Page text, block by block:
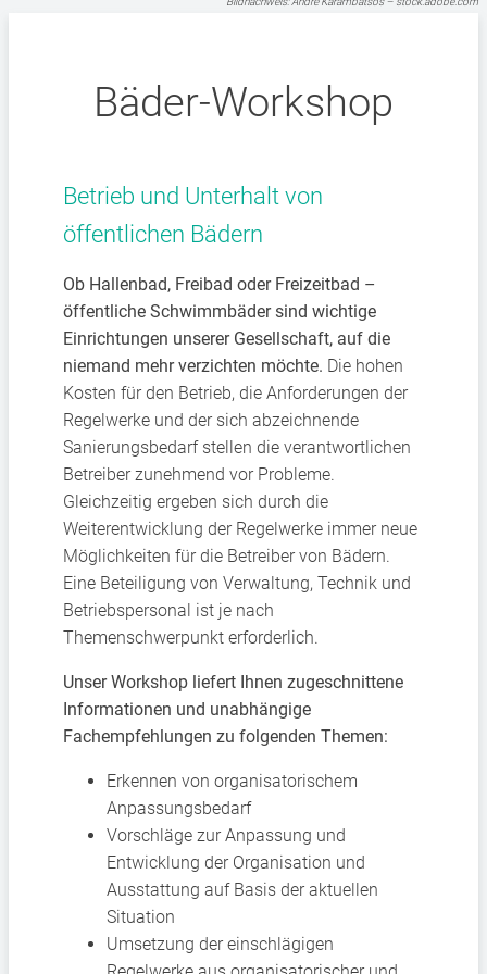
Bäder-Workshop
Betrieb und Unterhalt von
öffentlichen Bädern
Ob Hallenbad, Freibad oder Freizeitbad –
öffentliche Schwimmbäder sind wichtige
Einrichtungen unserer Gesellschaft, auf die
niemand mehr verzichten möchte. Die hohen
Kosten für den Betrieb, die Anforderungen der
Regelwerke und der sich abzeichnende
Sanierungsbedarf stellen die verantwortlichen
Betreiber zunehmend vor Probleme.
Gleichzeitig ergeben sich durch die
Weiterentwicklung der Regelwerke immer neue
Möglichkeiten für die Betreiber von Bädern.
Eine Beteiligung von Verwaltung, Technik und
Betriebspersonal ist je nach
Themenschwerpunkt erforderlich.
Unser Workshop liefert Ihnen zugeschnittene
Informationen und unabhängige
Fachempfehlungen zu folgenden Themen:
Erkennen von organisatorischem
Anpassungsbedarf
Vorschläge zur Anpassung und
Entwicklung der Organisation und
Ausstattung auf Basis der aktuellen
Situation
Umsetzung der einschlägigen